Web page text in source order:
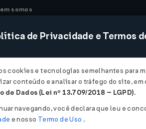
somos
CONSULTORIA SISTEMAS
Pernambuco
de Privacidade e Termos
cookies e tecnologias semelhantes para
conteúdo e analisar o tráfego do site, em
de Dados (Lei nº 13.709/2018 – LGPD).
navegando, você declara que leu e
e nosso Termo de Uso .